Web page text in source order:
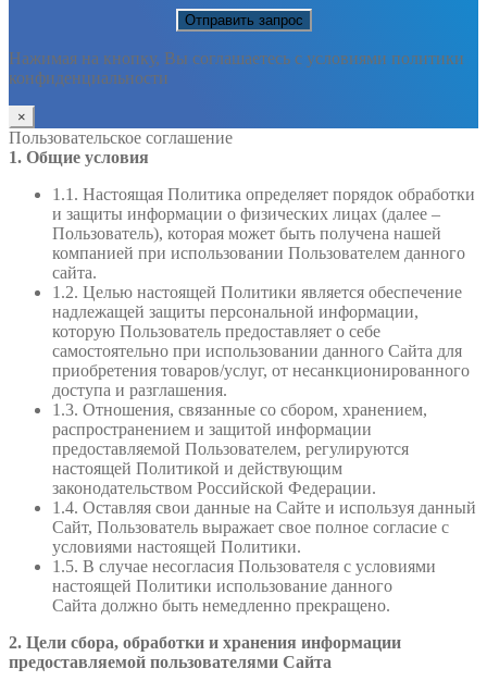
Нажимая на кнопку, Вы соглашаетесь с условиями политики
конфиденциальности
×
Пользовательское соглашение
1. Общие условия
1.1. Настоящая Политика определяет порядок обработки
и защиты информации о физических лицах (далее –
Пользователь), которая может быть получена нашей
компанией при использовании Пользователем данного
сайта.
1.2. Целью настоящей Политики является обеспечение
надлежащей защиты персональной информации,
которую Пользователь предоставляет о себе
самостоятельно при использовании данного Сайта для
приобретения товаров/услуг, от несанкционированного
доступа и разглашения.
1.3. Отношения, связанные со сбором, хранением,
распространением и защитой информации
предоставляемой Пользователем, регулируются
настоящей Политикой и действующим
законодательством Российской Федерации.
1.4. Оставляя свои данные на Сайте и используя данный
Сайт, Пользователь выражает свое полное согласие с
условиями настоящей Политики.
1.5. В случае несогласия Пользователя с условиями
настоящей Политики использование данного
Сайта должно быть немедленно прекращено.
2. Цели сбора, обработки и хранения информации
предоставляемой пользователями Сайта